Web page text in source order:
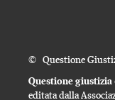
© Questione
Questione giustizia
editata dalla